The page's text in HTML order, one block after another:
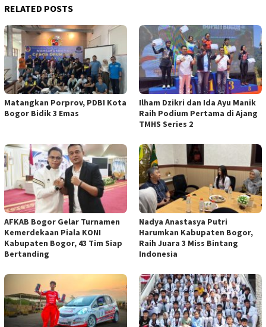
RELATED POSTS
Matangkan Porprov, PDBI Kota
Bogor Bidik 3 Emas
Ilham Dzikri dan Ida Ayu Manik
Raih Podium Pertama di Ajang
TMHS Series 2
AFKAB Bogor Gelar Turnamen
Kemerdekaan Piala KONI
Kabupaten Bogor, 43 Tim Siap
Bertanding
Nadya Anastasya Putri
Harumkan Kabupaten Bogor,
Raih Juara 3 Miss Bintang
Indonesia